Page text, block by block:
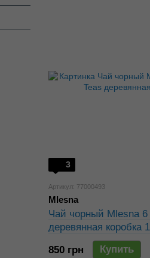
3
Артикул: 77000493
Mlesna
Чай чорный Mlesna 6
деревянная коробка
850 грн
Купить